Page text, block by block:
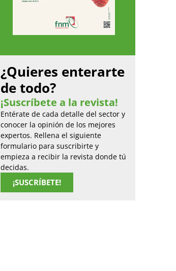
¿Quieres enterarte
de todo?
¡Suscríbete a la revista!
Entérate de cada detalle del sector y
conocer la opinión de los mejores
expertos. Rellena el siguiente
formulario para suscribirte y
empieza a recibir la revista donde tú
decidas.
¡SUSCRÍBETE!